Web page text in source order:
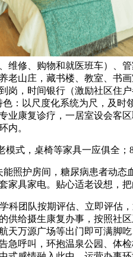
维修、购物和就医班车）、
老山庄，藏书楼、教室、书
岗，时间银行（激励社区住
色：以尺度化系统为尺，及
业康复诊疗，一居室设会客
内。
，桌椅等家具一应俱全；
护房间，糖尿病患者动态
家具家电。贴心适老设想，把
团队按期评估、立即评估，
供给摄生康复办事，按照社
天万源广场等出门即可满脚
急呼叫，环抱温泉公园、体